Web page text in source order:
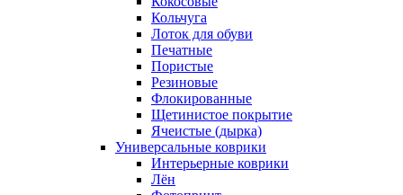
Кольчуга
Лоток для обуви
Печатные
Пористые
Резиновые
Флокированные
Щетинистое покрытие
Ячеистые (дырка)
Универсальные коврики
Интерьерные коврики
Лён